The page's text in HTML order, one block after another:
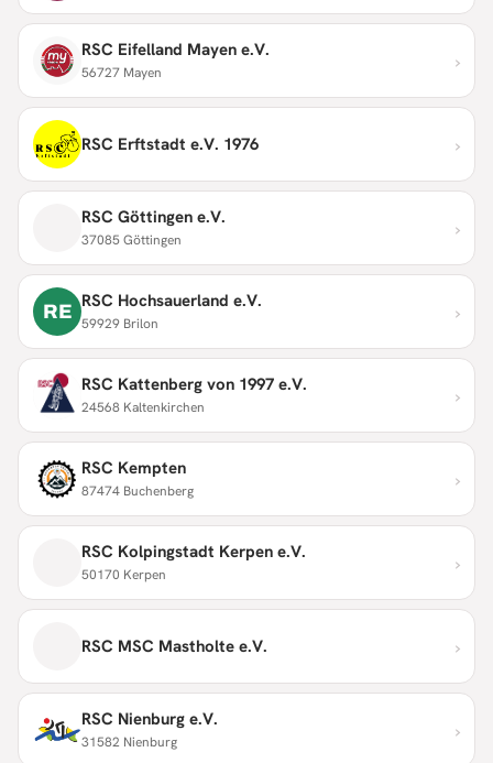
RSC Eifelland Mayen e.V.
56727 Mayen ›
RSC Erftstadt e.V. 1976 ›
RSC Göttingen e.V.
37085 Göttingen ›
RE RSC Hochsauerland e.V.
59929 Brilon ›
RSC Kattenberg von 1997 e.V.
24568 Kaltenkirchen ›
RSC Kempten
87474 Buchenberg ›
RSC Kolpingstadt Kerpen e.V.
50170 Kerpen ›
RSC MSC Mastholte e.V. ›
RSC Nienburg e.V.
31582 Nienburg ›